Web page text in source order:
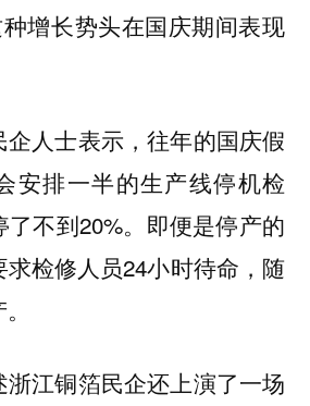
增长势头在国庆期间表现
人士表示，往年的国庆假
安排一半的生产线停机检
不到20%。即便是停产的
检修人员24小时待命，随
江铜箔民企还上演了一场